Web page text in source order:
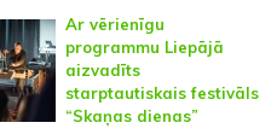
Ar vērienīgu
programmu Liepājā
aizvadīts
starptautiskais festivāls
“Skaņas dienas”